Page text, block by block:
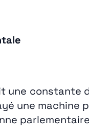
une constante
une